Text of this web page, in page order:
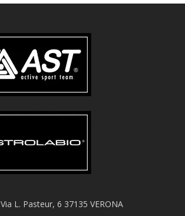
Via L. Pasteur, 6 37135 VERONA